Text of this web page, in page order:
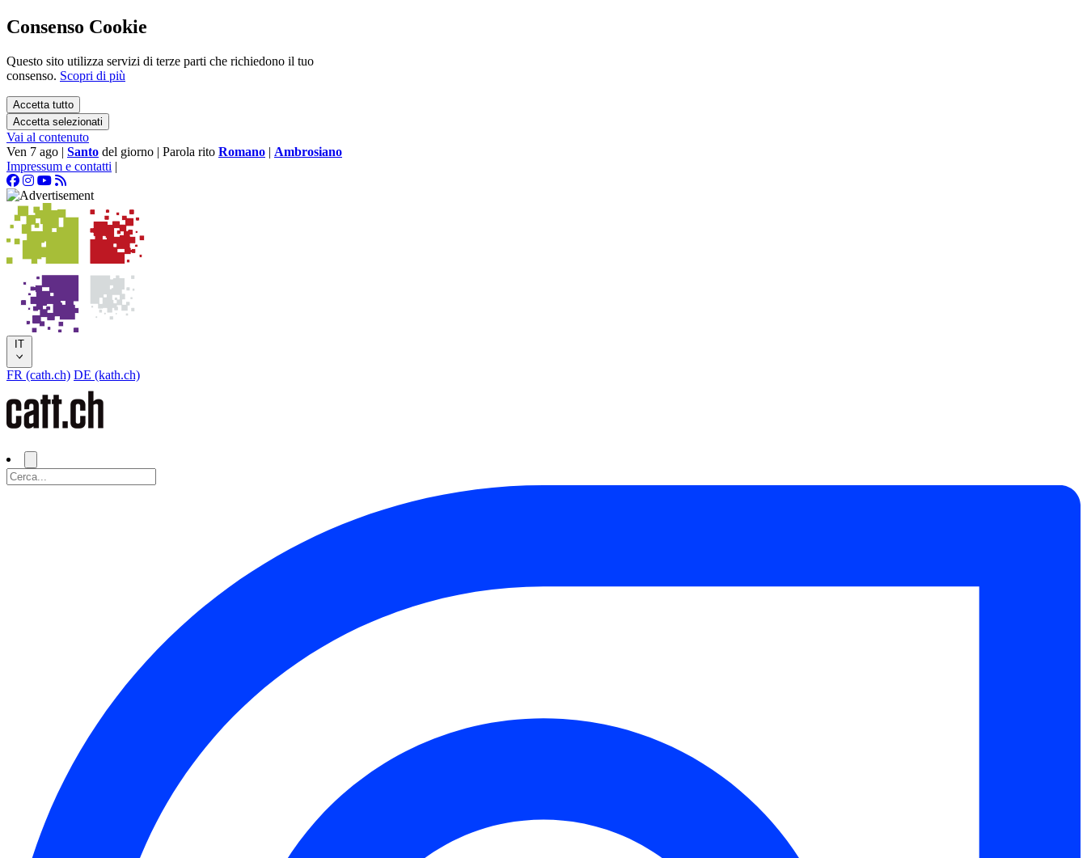
Consenso Cookie
Questo sito utilizza servizi di terze parti che richiedono il tuo
consenso. Scopri di più
Accetta tutto
Accetta selezionati
Vai al contenuto
Ven 7 ago | Santo del giorno | Parola rito Romano | Ambrosiano
Impressum e contatti |
IT
FR (cath.ch) DE (kath.ch)